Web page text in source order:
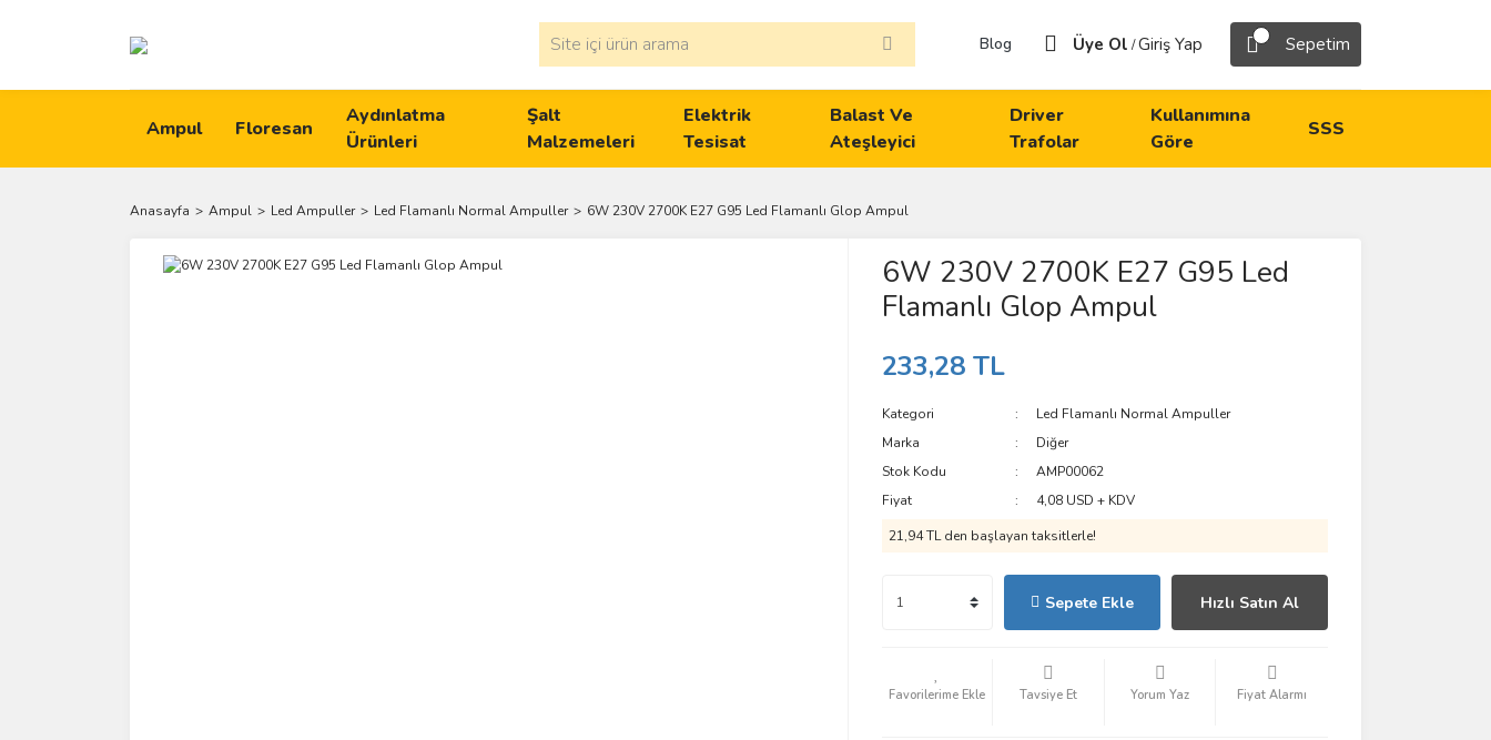
Blog Üye Ol /Giriş Yap Sepetim
Ampul Floresan
Aydınlatma
Ürünleri
Şalt
Malzemeleri
Elektrik
Tesisat
Balast Ve
Ateşleyici
Driver
Trafolar
Kullanımına
Göre
SSS
Anasayfa Ampul Led Ampuller Led Flamanlı Normal Ampuller 6W 230V 2700K E27 G95 Led Flamanlı Glop Ampul
6W 230V 2700K E27 G95 Led
Flamanlı Glop Ampul
233,28 TL
Kategori
Led Flamanlı Normal Ampuller
Marka
Diğer
Stok Kodu
AMP00062
Fiyat
4,08 USD + KDV
21,94 TL den başlayan taksitlerle!
Sepete Ekle Hızlı Satın Al
Tavsiye Et Yorum Yaz Fiyat Alarmı